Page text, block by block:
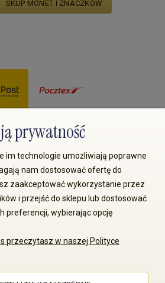
SKUP MONET I ZNACZKÓW
/ Ms70 Sp. z o.o. Wszelkie prawa
treści i zdjęć bez zgody właściciela
prywatność
im technologie umożliwiają poprawne
nam dostosować ofertę do
zaakceptować wykorzystanie przez
i przejść do sklepu lub dostosować
preferencji, wybierając opcję
przeczytasz w naszej Polityce